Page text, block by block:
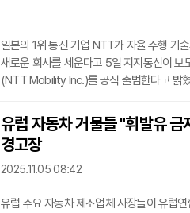
일본의 1위 통신 기업 NTT가 자율 주행 기
새로운 회사를 세운다고 5일 지지통신이
(NTT Mobility Inc.)를 공식 출범한다고
정보통신기술(ICT) 기업 중 하나다. 과거
있으며, 현재도 일본 정부가 상당 지분을 보
회계연도까지 지방 정부 및 운송 회사를 주
차량의 조달부터 실제 운영 지원까지 다양한
유럽 자동차 거물들 "휘발유
경고장
2025.11.05 08:42
유럽 주요 자동차 제조업체 사장들이 유럽